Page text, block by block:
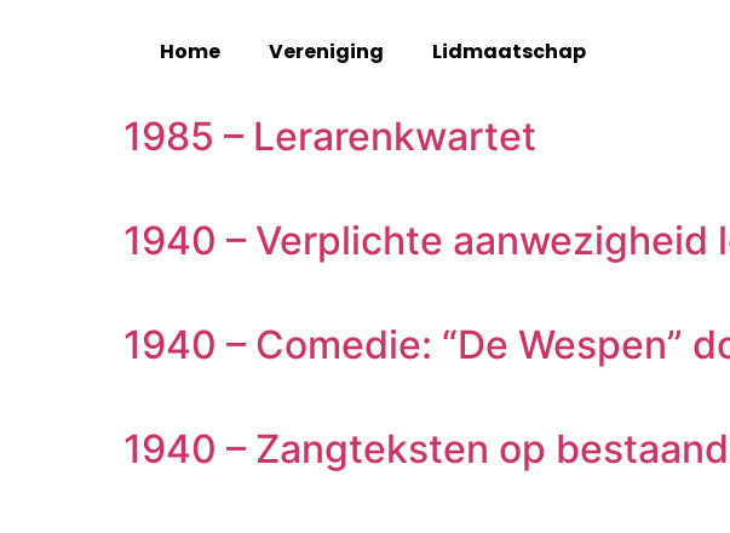
Home Vereniging Lidmaatschap
1985 – Lerarenkwartet
1940 – Verplichte
1940 – Comedie: “De Wespen”
1940 – Zangteksten op